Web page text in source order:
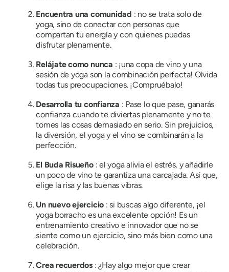
Encuentra una comunidad : no se trata solo de
yoga, sino de conectar con personas que
compartan tu energía y con quienes puedas
disfrutar plenamente.
Relájate como nunca : ¡una copa de vino y una
sesión de yoga son la combinación perfecta! Olvida
todas tus preocupaciones. ¡Compruébalo!
Desarrolla tu confianza : Pase lo que pase, ganarás
confianza cuando te diviertas plenamente y no te
tomes las cosas demasiado en serio. Sin prejuicios,
la diversión, el yoga y el vino se combinarán a la
perfección.
El Buda Risueño: el yoga alivia el estrés, y añadirle
un poco de vino te garantiza una carcajada. Así que,
elige la risa y las buenas vibras.
Un nuevo ejercicio : si buscas algo diferente, ¡el
yoga borracho es una excelente opción! Es un
entrenamiento creativo e innovador que no se
siente como un ejercicio, sino más bien como una
celebración.
Crea recuerdos : ¿Hay algo mejor que crear